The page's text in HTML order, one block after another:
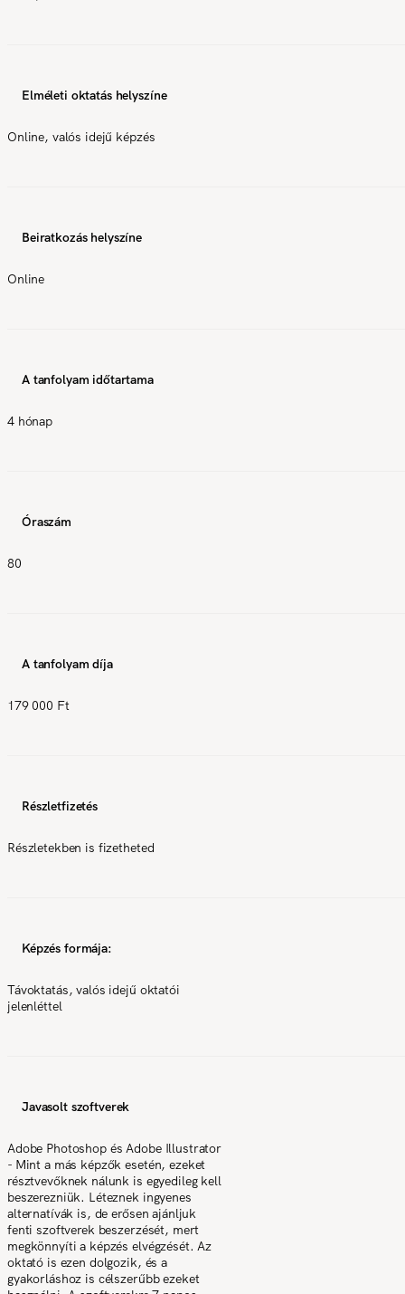
Elméleti oktatás helyszíne
Online, valós idejű képzés
Beiratkozás helyszíne
Online
A tanfolyam időtartama
4 hónap
Óraszám
80
A tanfolyam díja
179 000 Ft
Részletfizetés
Részletekben is fizetheted
Képzés formája:
Távoktatás, valós idejű oktatói
jelenléttel
Javasolt szoftverek
Adobe Photoshop és Adobe Illustrator
- Mint a más képzők esetén, ezeket
résztvevőknek nálunk is egyedileg kell
beszerezniük. Léteznek ingyenes
alternatívák is, de erősen ajánljuk
fenti szoftverek beszerzését, mert
megkönnyíti a képzés elvégzését. Az
oktató is ezen dolgozik, és a
gyakorláshoz is célszerűbb ezeket